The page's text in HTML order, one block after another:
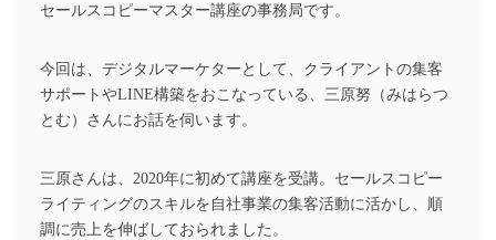
セールスコピーマスター講座の事務局です。
今回は、デジタルマーケターとして、クライアントの集客
サポートやLINE構築をおこなっている、三原努（みはらつ
とむ）さんにお話を伺います。
三原さんは、2020年に初めて講座を受講。セールスコピー
ライティングのスキルを自社事業の集客活動に活かし、順
調に売上を伸ばしておられました。